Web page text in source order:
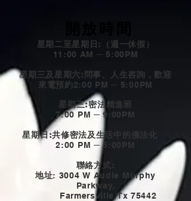
星期二至星期日:（週一休假）
11:00 AM ─ 5:00PM
星期三及星期六:問事、人生咨詢，歡迎
來電預約2:00 PM ─ 5:00PM
星期三:密法精進班
7:00 PM ─ 9:00PM
星期日:共修密法及生活中的佛法化
2:00 PM ─ 5:00PM
聯絡方式:
地址: 3004 W Audie Murphy
Parkway,
Farmersville,Tx 75442